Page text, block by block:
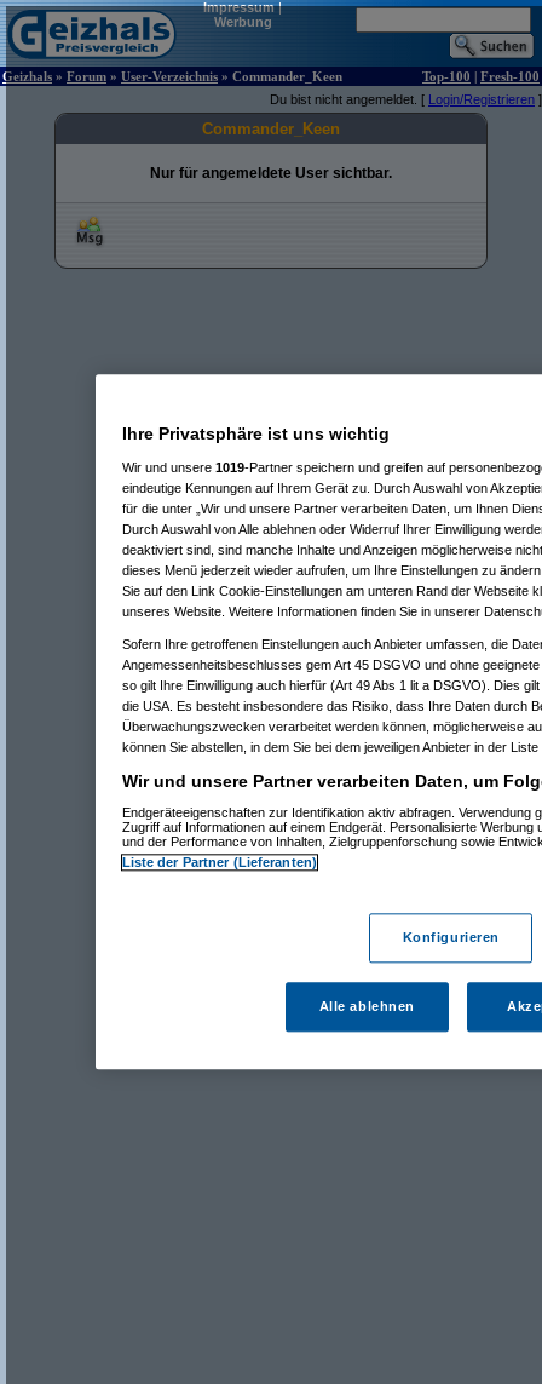
Impressum|
Werbung
Geizhals » Forum » User-Verzeichnis » Commander_Keen Top-100 | Fresh-100
Du bist nicht angemeldet. [ Login/Registrieren ]
Commander_Keen
Nur für angemeldete User sichtbar.
Ihre Privatsphäre ist uns wichtig
Wir und unsere 1019-Partner speichern und greifen auf
eindeutige Kennungen auf Ihrem Gerät zu. Durch Auswahl von
für die unter „Wir und unsere Partner verarbeiten Daten, um Ihnen
Durch Auswahl von Alle ablehnen oder Widerruf Ihrer Einwilligung
deaktiviert sind, sind manche Inhalte und Anzeigen möglicherweise
dieses Menü jederzeit wieder aufrufen, um Ihre Einstellungen zu
Sie auf den Link Cookie-Einstellungen am unteren Rand der Webseite
unseres Website. Weitere Informationen finden Sie in unserer
Sofern Ihre getroffenen Einstellungen auch Anbieter umfassen, die
Angemessenheitsbeschlusses gem Art 45 DSGVO und ohne
so gilt Ihre Einwilligung auch hierfür (Art 49 Abs 1 lit a DSGVO). Dies
die USA. Es besteht insbesondere das Risiko, dass Ihre Daten durch
Überwachungszwecken verarbeitet werden können, möglicherweise
können Sie abstellen, in dem Sie bei dem jeweiligen Anbieter in der
Wir und unsere Partner verarbeiten Daten, um
Endgeräteeigenschaften zur Identifikation aktiv abfragen. Verwendung
Zugriff auf Informationen auf einem Endgerät. Personalisierte Werbung
und der Performance von Inhalten, Zielgruppenforschung sowie
Liste der Partner (Lieferanten)
Konfigurieren
Alle ablehnen